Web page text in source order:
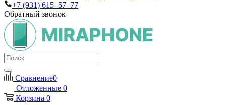
+7 (931) 615‒57‒77
Обратный звонок
Сравнение0
Отложенные 0
Корзина 0